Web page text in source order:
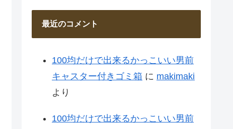
最近のコメント
100均だけで出来るかっこいい男前
キャスター付きゴミ箱 に makimaki
より
100均だけで出来るかっこいい男前